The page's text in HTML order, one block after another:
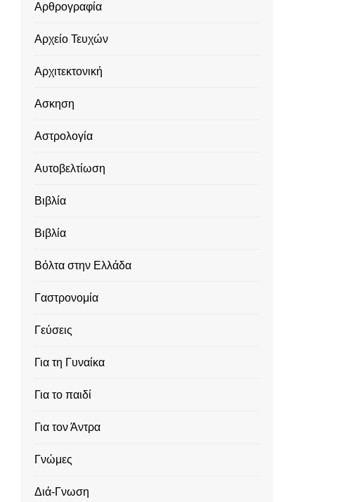
Αρθρογραφία
Αρχείο Τευχών
Αρχιτεκτονική
Ασκηση
Αστρολογία
Αυτοβελτίωση
Βιβλία
Βιβλία
Βόλτα στην Ελλάδα
Γαστρονομία
Γεύσεις
Για τη Γυναίκα
Για το παιδί
Για τον Άντρα
Γνώμες
Διά-Γνωση